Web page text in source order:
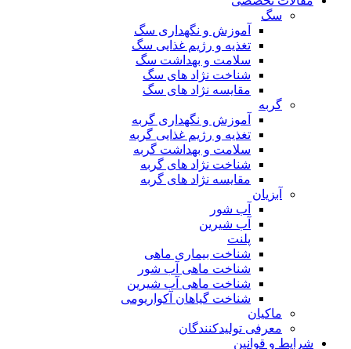
سگ
آموزش و نگهداری سگ
تغذیه و رژیم غذایی سگ
سلامت و بهداشت سگ
شناخت نژاد های سگ
مقایسه نژاد های سگ
گربه
آموزش و نگهداری گربه
تغذیه و رژیم غذایی گربه
سلامت و بهداشت گربه
شناخت نژاد های گربه
مقایسه نژاد های گربه
آبزیان
آب شور
آب شیرین
پلنت
شناخت بیماری ماهی
شناخت ماهی آب شور
شناخت ماهی آب شیرین
شناخت گیاهان آکواریومی
ماکیان
معرفی تولیدکنندگان
شرایط و قوانین